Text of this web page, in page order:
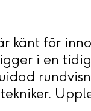
känt för
i en